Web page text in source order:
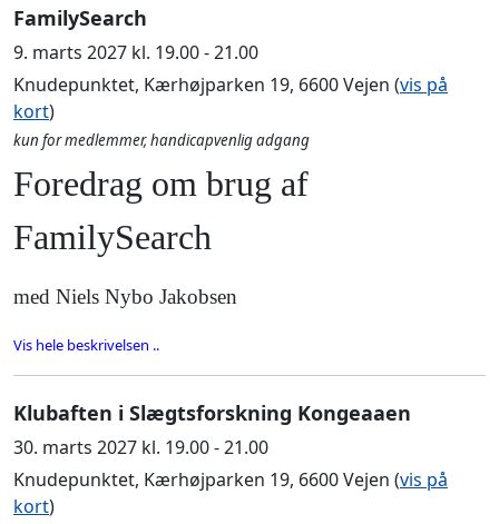
FamilySearch
9. marts 2027 kl. 19.00 - 21.00
Knudepunktet, Kærhøjparken 19, 6600 Vejen (vis på
kort)
kun for medlemmer, handicapvenlig adgang
Foredrag om brug af
FamilySearch
med Niels Nybo Jakobsen
Vis hele beskrivelsen ..
Klubaften i Slægtsforskning Kongeaaen
30. marts 2027 kl. 19.00 - 21.00
Knudepunktet, Kærhøjparken 19, 6600 Vejen (vis på
kort)